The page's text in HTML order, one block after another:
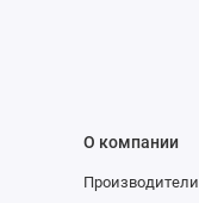
О компании
Производители